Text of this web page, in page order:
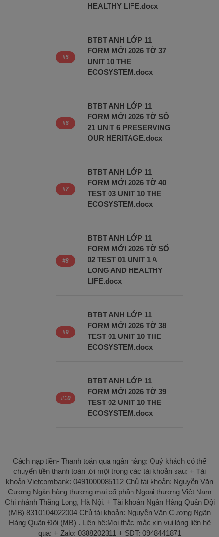
HEALTHY LIFE.docx
BTBT ANH LỚP 11
FORM MỚI 2026 TỜ 37
UNIT 10 THE
ECOSYSTEM.docx
BTBT ANH LỚP 11
FORM MỚI 2026 TỜ SỐ
21 UNIT 6 PRESERVING
OUR HERITAGE.docx
BTBT ANH LỚP 11
FORM MỚI 2026 TỜ 40
TEST 03 UNIT 10 THE
ECOSYSTEM.docx
BTBT ANH LỚP 11
FORM MỚI 2026 TỜ SỐ
02 TEST 01 UNIT 1 A
LONG AND HEALTHY
LIFE.docx
BTBT ANH LỚP 11
FORM MỚI 2026 TỜ 38
TEST 01 UNIT 10 THE
ECOSYSTEM.docx
BTBT ANH LỚP 11
FORM MỚI 2026 TỜ 39
TEST 02 UNIT 10 THE
ECOSYSTEM.docx
Cách nạp tiền- Thanh toán qua ngân hàng: Quý khách có thể
chuyển tiền thanh toán tới một trong các tài khoản sau: + Tài
khoản Vietcombank: 0491000085112 Chủ tài khoản: Nguyễn Văn
Cương Ngân hàng thương mại cổ phần Ngoại thương Việt Nam
Chi nhánh Thăng Long, Hà Nội. + Tài khoản Ngân Hàng Quân Đội
(MB) 8310104022004 Chủ tài khoản: Nguyễn Văn Cương Ngân
Hàng Quân Đội (MB) . Liên hệ:Mọi thắc mắc xin vui lòng liên hệ
qua: + Zalo: 0388202311 + SDT: 0948441871